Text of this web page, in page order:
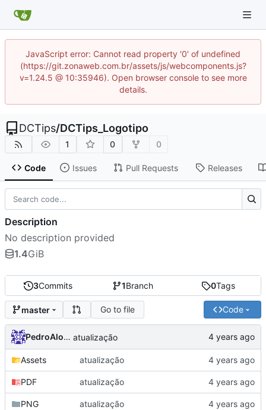
JavaScript error: Cannot read property '0' of undefined
(https://git.zonaweb.com.br/assets/js/webcomponents.js?
v=1.24.5 @ 10:35946). Open browser console to see more
details.
DCTips/DCTips_Logotipo
1 0 0
Code Issues Pull Requests Releases
3Commits 1Branch 0Tags
master Go to file Code
PedroAlonso atualização
Assets atualização
PDF atualização
PNG atualização
Description
No description provided
1.4GiB